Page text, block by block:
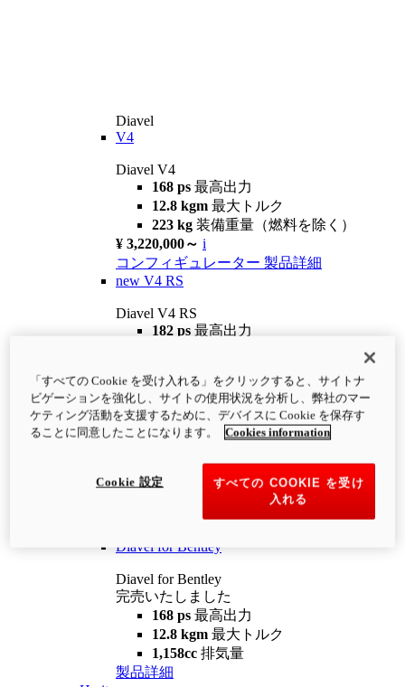
Diavel
V4
Diavel V4
168 ps 最高出力
12.8 kgm 最大トルク
223 kg 装備重量（燃料を除く）
¥ 3,220,000～ i
コンフィギュレーター 製品詳細
new V4 RS
Diavel V4 RS
182 ps 最高出力
¥4,400,000 i
コンフィギュレーター 製品詳細
newV4 RS 100
12.2 kgm
最大トルク
装備重量（燃料を除く）
Diavel for Bentley
Diavel for Bentley
完売いたしました
168 ps 最高出力
12.8 kgm 最大トルク
1,158cc 排気量
製品詳細
「すべての Cookie を受け入れる」をクリックすると、サイトナ
ビゲーションを強化し、サイトの使用状況を分析し、弊社のマー
ケティング活動を支援するために、デバイスに Cookie を保存す
ることに同意したことになります。
Cookies information
すべての COOKIE を受け
入れる
Cookie 設定